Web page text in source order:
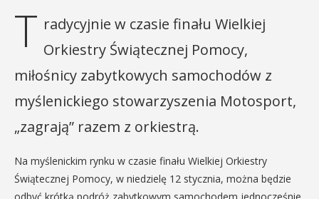
T radycyjnie w czasie finału Wielkiej
Orkiestry Świątecznej Pomocy,
miłośnicy zabytkowych samochodów z
myślenickiego stowarzyszenia Motosport,
„zagrają” razem z orkiestrą.
Na myślenickim rynku w czasie finału Wielkiej Orkiestry
Świątecznej Pomocy, w niedzielę 12 stycznia, można będzie
odbyć krótką podróż zabytkowym samochodem jednocześnie